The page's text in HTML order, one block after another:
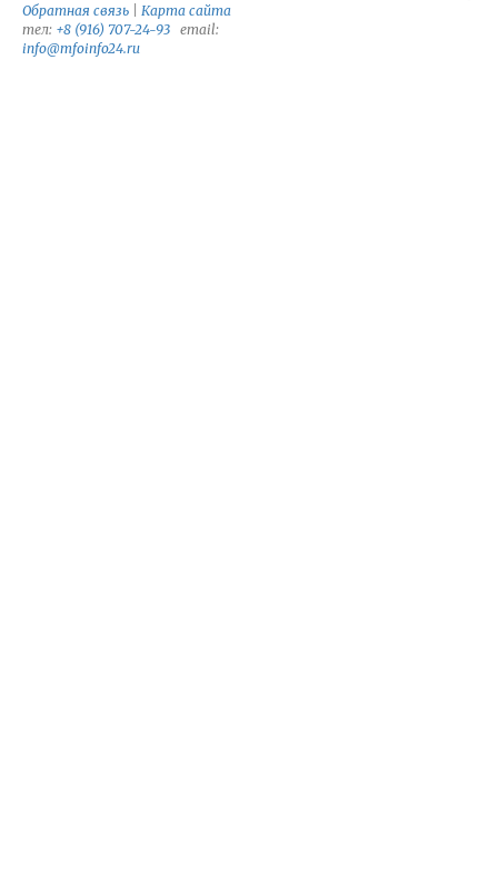
Обратная связь
Карта сайта
тел: +8 (916) 707-24-93 email:
info@mfoinfo24.ru